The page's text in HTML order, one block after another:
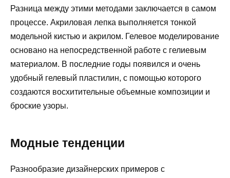
Разница между этими методами заключается в самом
процессе. Акриловая лепка выполняется тонкой
модельной кистью и акрилом. Гелевое моделирование
основано на непосредственной работе с гелиевым
материалом. В последние годы появился и очень
удобный гелевый пластилин, с помощью которого
создаются восхитительные объемные композиции и
броские узоры.
Модные тенденции
Разнообразие дизайнерских примеров с